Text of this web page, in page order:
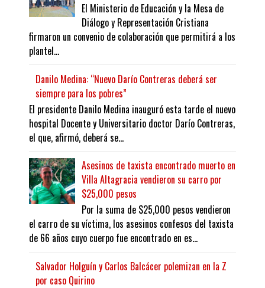
El Ministerio de Educación y la Mesa de
Diálogo y Representación Cristiana
firmaron un convenio de colaboración que permitirá a los
plantel...
Danilo Medina: “Nuevo Darío Contreras deberá ser
siempre para los pobres”
El presidente Danilo Medina inauguró esta tarde el nuevo
hospital Docente y Universitario doctor Darío Contreras,
el que, afirmó, deberá se...
Asesinos de taxista encontrado muerto en
Villa Altagracia vendieron su carro por
$25,000 pesos
Por la suma de $25,000 pesos vendieron
el carro de su víctima, los asesinos confesos del taxista
de 66 años cuyo cuerpo fue encontrado en es...
Salvador Holguín y Carlos Balcácer polemizan en la Z
por caso Quirino